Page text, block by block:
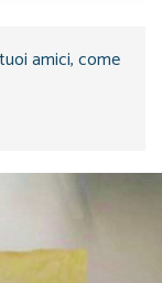
amici, come